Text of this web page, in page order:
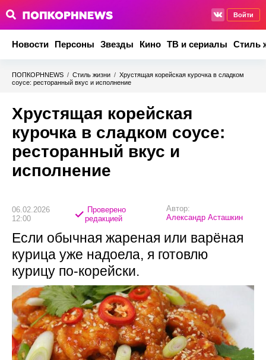
Войти
Новости Персоны Звезды Кино ТВ и сериалы Стиль
ПОПКОРНNEWS / Стиль жизни / Хрустящая корейская курочка в сладком
соусе: ресторанный вкус и исполнение
Хрустящая корейская
курочка в сладком соусе:
ресторанный вкус и
исполнение
06.02.2026
12:00
Проверено
редакцией
Автор:
Александр Асташкин
Если обычная жареная или варёная
курица уже надоела, я готовлю
курицу по-корейски.